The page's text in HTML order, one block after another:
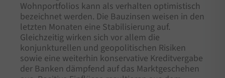
Wohnportfolios kann als verhalten optimistisch
bezeichnet werden. Die Bauzinsen weisen in den
letzten Monaten eine Stabilisierung auf.
Gleichzeitig wirken sich vor allem die
konjunkturellen und geopolitischen Risiken
sowie eine weiterhin konservative Kreditvergabe
der Banken dämpfend auf das Marktgeschehen